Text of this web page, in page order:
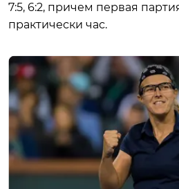
7:5, 6:2, причем первая
практически час.